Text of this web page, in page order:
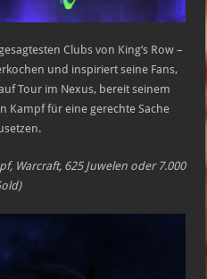
Clubs von King’s Row –
und inspiriert seine Fans,
Tour im Nexus, bereit seinem
Kampf für eine gerechte Sache
Warcraft, 625 Juwelen oder 7.000